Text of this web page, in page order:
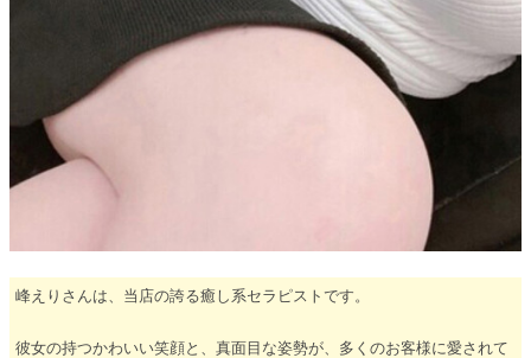
峰えりさんは、当店の誇る癒し系セラピストです。
彼女の持つかわいい笑顔と、真面目な姿勢が、多くのお客様に愛されて